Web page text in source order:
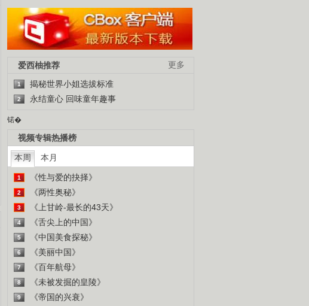
更多
爱西柚推荐
1 揭秘世界小姐选拔标准
2 永结童心 回味童年趣事
锘�
视频专辑热播榜
本周 本月
1 《性与爱的抉择》
2 《两性奥秘》
3 《上甘岭-最长的43天》
4 《舌尖上的中国》
5 《中国美食探秘》
6 《美丽中国》
7 《百年航母》
8 《未被发掘的皇陵》
9 《帝国的兴衰》